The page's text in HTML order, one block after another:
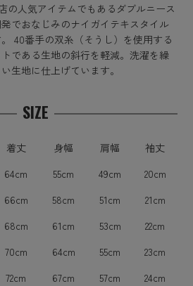
の人気アイテムでもあるダブルニース
でおなじみのナイガイテキスタイル
40番手の双糸（そうし）を使用する
である生地の斜行を軽減。洗濯を繰
生地に仕上げています。
SIZE
着丈 身幅 肩幅
袖丈
64cm 55cm 49cm
20cm
66cm 58cm 51cm
21cm
68cm 61cm 53cm
22cm
70cm 64cm 55cm
23cm
72cm 67cm 57cm 24cm